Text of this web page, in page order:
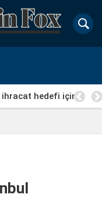
ihracat hedefi için